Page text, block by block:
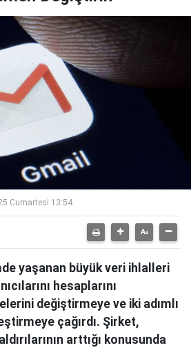
Cumartesi 13:54
yaşanan büyük veri ihlalleri
hesaplarını
değiştirmeye ve iki adımlı
çağırdı. Şirket,
arttığı konusunda